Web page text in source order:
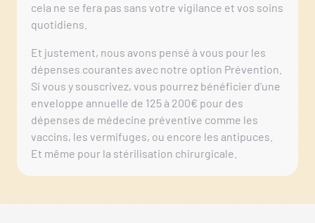
cela ne se fera pas sans votre vigilance et vos soins
quotidiens.
Et justement, nous avons pensé à vous pour les
dépenses courantes avec notre option Prévention.
Si vous y souscrivez, vous pourrez bénéficier d’une
enveloppe annuelle de 125 à 200€ pour des
dépenses de médecine préventive comme les
vaccins, les vermifuges, ou encore les antipuces.
Et même pour la stérilisation chirurgicale.